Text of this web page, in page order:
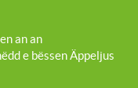
an an
e bëssen Äppeljus